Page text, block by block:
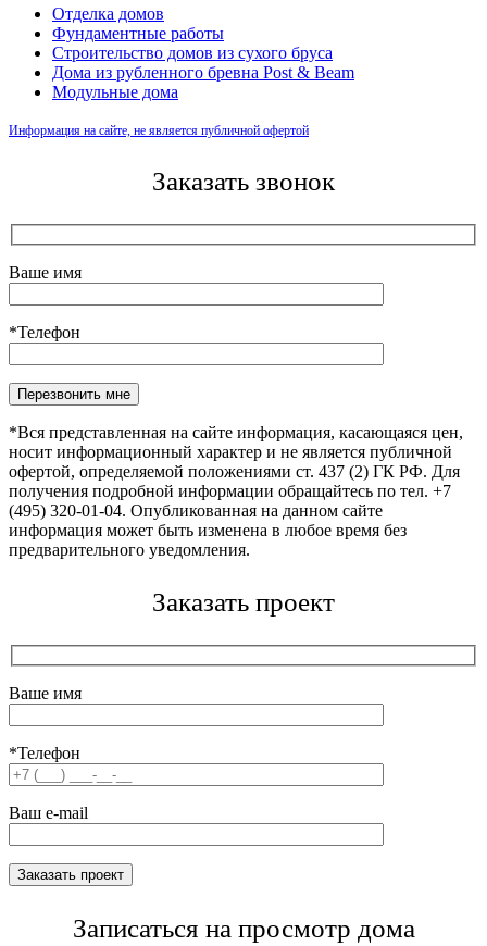
Отделка домов
Фундаментные работы
Строительство домов из сухого бруса
Дома из рубленного бревна Post & Beam
Модульные дома
Информация на сайте, не является публичной офертой
Заказать звонок
Ваше имя
*Телефон
Оставьте это поле пустым.
*Вся представленная на сайте информация, касающаяся цен,
носит информационный характер и не является публичной
офертой, определяемой положениями ст. 437 (2) ГК РФ. Для
получения подробной информации обращайтесь по тел. +7
(495) 320-01-04. Опубликованная на данном сайте
информация может быть изменена в любое время без
предварительного уведомления.
Заказать проект
Ваше имя
*Телефон
Ваш e-mail
Записаться на просмотр дома